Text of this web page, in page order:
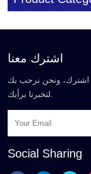
اشترك معنا
اشترك، ونحن نرحب بك
لتخبرنا برأيك.
Social Sharing